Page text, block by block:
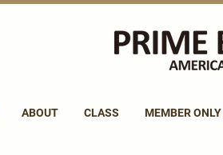
ABOUT CLASS MEMBER ONLY